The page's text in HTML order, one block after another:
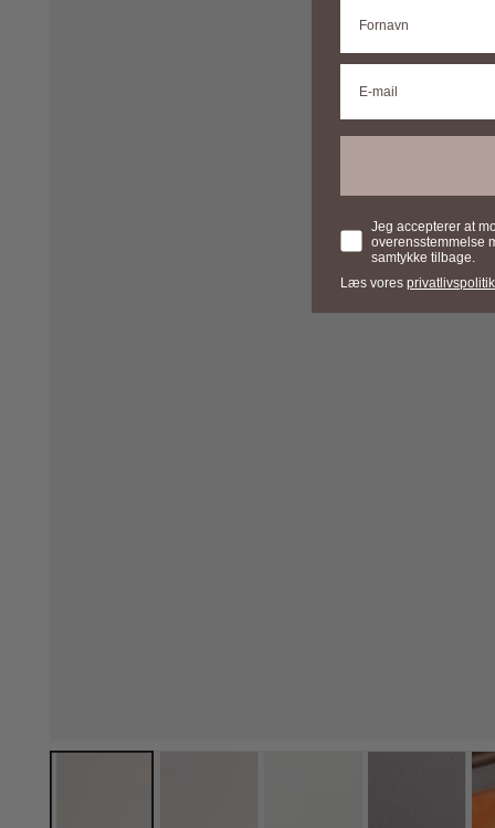
Samtykke
Jeg accepterer at
overensstemmelse
samtykke tilbage.
Læs vores privatlivspolitik